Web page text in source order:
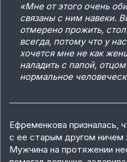
«Мне от этого очень
связаны с ним навеки.
отмерено прожить,
всегда, потому что у
хочется мне не как
наладить с папой,
нормальное
Ефременкова призналась,
с ее старым другом ничем
Мужчина на протяжении